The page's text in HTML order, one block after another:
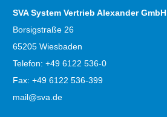
SVA System Vertrieb Alexander GmbH
Borsigstraße 26
65205 Wiesbaden
Telefon: +49 6122 536-0
Fax: +49 6122 536-399
mail@sva.de